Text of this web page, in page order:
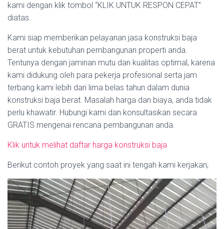
kami dengan klik tombol “KLIK UNTUK RESPON CEPAT”
diatas.
Kami siap memberikan pelayanan jasa konstruksi baja
berat untuk kebutuhan pembangunan properti anda.
Tentunya dengan jaminan mutu dan kualitas optimal, karena
kami didukung oleh para pekerja profesional serta jam
terbang kami lebih dari lima belas tahun dalam dunia
konstruksi baja berat. Masalah harga dan biaya, anda tidak
perlu khawatir. Hubungi kami dan konsultasikan secara
GRATIS mengenai rencana pembangunan anda.
Klik untuk melihat daftar harga konstruksi baja
Berikut contoh proyek yang saat ini tengah kami kerjakan;